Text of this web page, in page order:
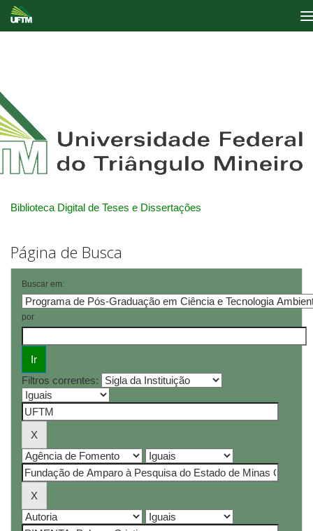
Biblioteca Digital de Teses e Dissertações
Página de Busca
Buscar em:
por
Filtros correntes: